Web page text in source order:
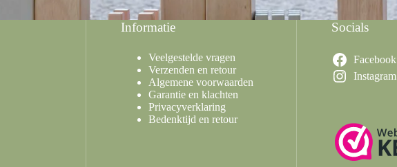
Informatie
Veelgestelde vragen
Verzenden en retour
Algemene voorwaarden
Garantie en klachten
Privacyverklaring
Bedenktijd en retour
Socials
Facebook
Instagram